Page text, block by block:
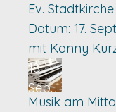
Ev.
Datum: 17.
mit Konny
18
Sep.
Musik am